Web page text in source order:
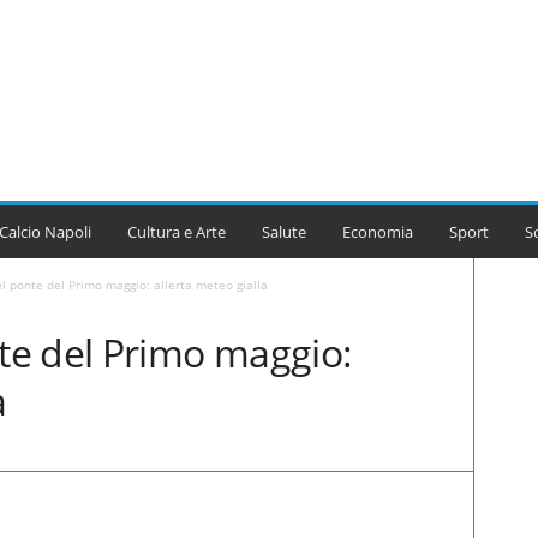
Calcio Napoli Cultura e Arte Salute Economia Sport
ponte del Primo maggio: allerta meteo gialla
del Primo maggio: